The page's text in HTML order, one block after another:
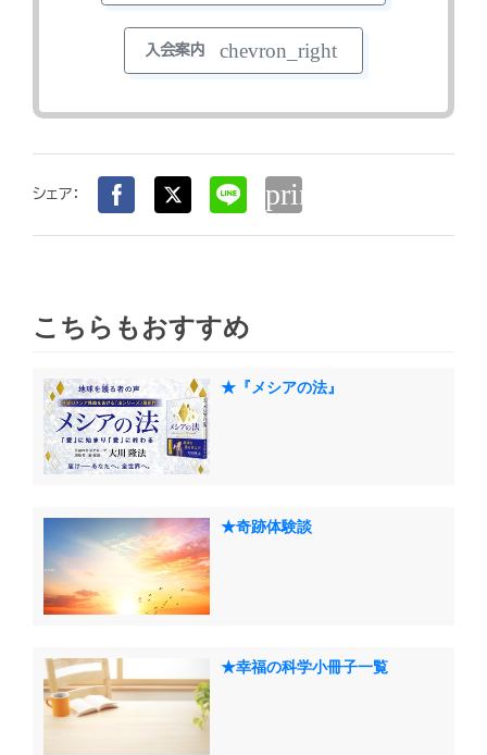
入会案内 chevron_right
シェア： print
こちらもおすすめ
★『メシアの法』
★奇跡体験談
★幸福の科学小冊子一覧